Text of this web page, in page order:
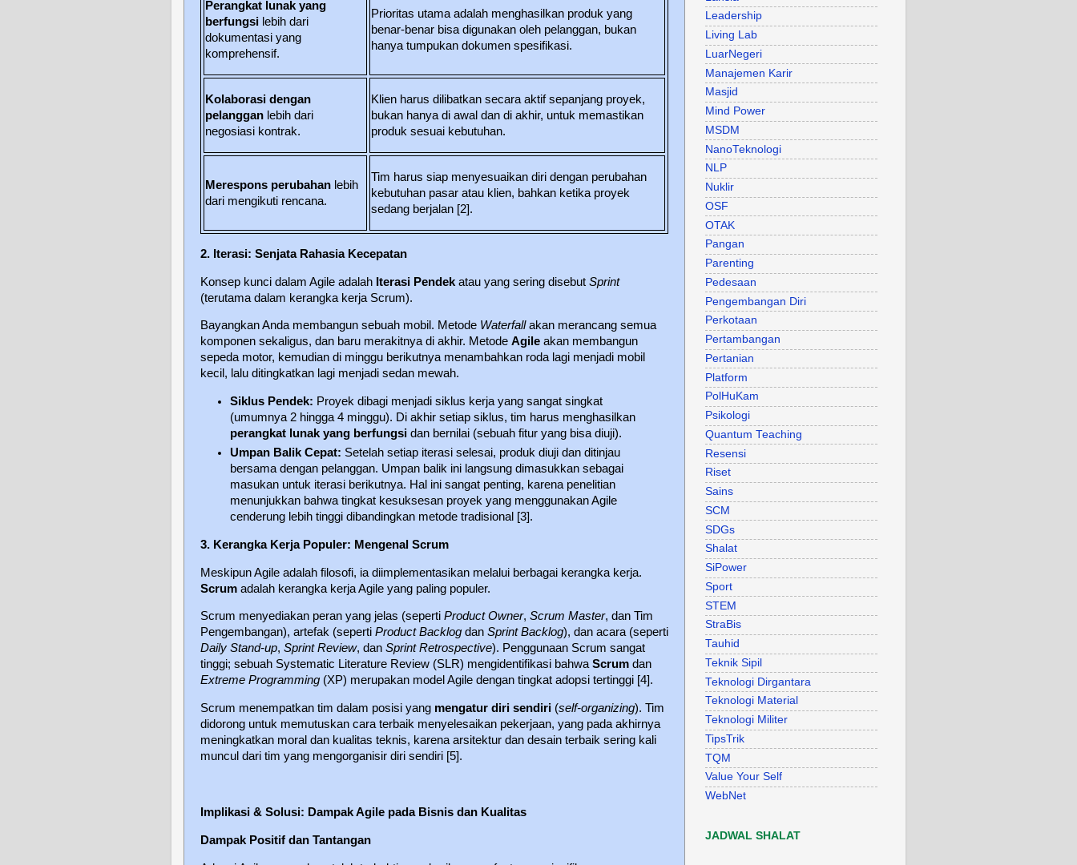
Perangkat lunak yang
berfungsi lebih dari
dokumentasi yang
komprehensif.
Prioritas utama adalah menghasilkan produk yang
benar-benar bisa digunakan oleh pelanggan, bukan
hanya tumpukan dokumen spesifikasi.
Kolaborasi dengan
pelanggan lebih dari
negosiasi kontrak.
Klien harus dilibatkan secara aktif sepanjang proyek,
bukan hanya di awal dan di akhir, untuk memastikan
produk sesuai kebutuhan.
Merespons perubahan lebih
dari mengikuti rencana.
Tim harus siap menyesuaikan diri dengan perubahan
kebutuhan pasar atau klien, bahkan ketika proyek
sedang berjalan [2].
2. Iterasi: Senjata Rahasia Kecepatan
Konsep kunci dalam Agile adalah Iterasi Pendek atau yang sering disebut Sprint
(terutama dalam kerangka kerja Scrum).
Bayangkan Anda membangun sebuah mobil. Metode Waterfallakan merancang semua
komponen sekaligus, dan baru merakitnya di akhir. Metode Agile akan membangun
sepeda motor, kemudian di minggu berikutnya menambahkan roda lagi menjadi mobil
kecil, lalu ditingkatkan lagi menjadi sedan mewah.
Siklus Pendek: Proyek dibagi menjadi siklus kerja yang sangat singkat
(umumnya 2 hingga 4 minggu). Di akhir setiap siklus, tim harus menghasilkan
perangkat lunak yang berfungsi dan bernilai (sebuah fitur yang bisa diuji).
Umpan Balik Cepat: Setelah setiap iterasi selesai, produk diuji dan ditinjau
bersama dengan pelanggan. Umpan balik ini langsung dimasukkan sebagai
masukan untuk iterasi berikutnya. Hal ini sangat penting, karena penelitian
menunjukkan bahwa tingkat kesuksesan proyek yang menggunakan Agile
cenderung lebih tinggi dibandingkan metode tradisional [3].
3. Kerangka Kerja Populer: Mengenal Scrum
Meskipun Agile adalah filosofi, ia diimplementasikan melalui berbagai kerangka kerja.
Scrum adalah kerangka kerja Agile yang paling populer.
Scrum menyediakan peran yang jelas (seperti Product Owner, Scrum Master, dan Tim
Pengembangan), artefak (seperti Product Backlog dan Sprint Backlog), dan acara (seperti
Daily Stand-up, Sprint Review, dan Sprint Retrospective). Penggunaan Scrum sangat
tinggi; sebuah Systematic Literature Review (SLR) mengidentifikasi bahwaScrum dan
Extreme Programming (XP) merupakan model Agile dengan tingkat adopsi tertinggi [4].
Scrum menempatkan tim dalam posisi yang mengatur diri sendiri (self-organizing). Tim
didorong untuk memutuskan cara terbaik menyelesaikan pekerjaan, yang pada akhirnya
meningkatkan moral dan kualitas teknis, karena arsitektur dan desain terbaik sering kali
muncul dari tim yang mengorganisir diri sendiri [5].
Implikasi & Solusi: Dampak Agile pada Bisnis dan Kualitas
Dampak Positif dan Tantangan
Leadership
Living Lab
LuarNegeri
Manajemen Karir
Masjid
Mind Power
MSDM
NanoTeknologi
NLP
Nuklir
OSF
OTAK
Pangan
Parenting
Pedesaan
Pengembangan Diri
Perkotaan
Pertambangan
Pertanian
Platform
PolHuKam
Psikologi
Quantum Teaching
Resensi
Riset
Sains
SCM
SDGs
Shalat
SiPower
Sport
STEM
StraBis
Tauhid
Teknik Sipil
Teknologi Dirgantara
Teknologi Material
Teknologi Militer
TipsTrik
TQM
Value Your Self
WebNet
JADWAL SHALAT